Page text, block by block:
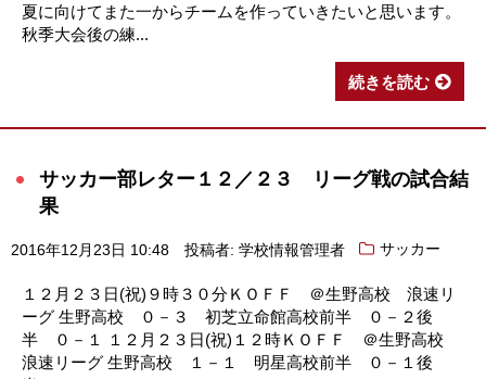
夏に向けてまた一からチームを作っていきたいと思います。
秋季大会後の練...
続きを読む
サッカー部レター１２／２３ リーグ戦の試合結
果
2016年12月23日 10:48 投稿者: 学校情報管理者 サッカー
１２月２３日(祝)９時３０分ＫＯＦＦ ＠生野高校 浪速リ
ーグ 生野高校 ０－３ 初芝立命館高校前半 ０－２後
半 ０－１ １２月２３日(祝)１２時ＫＯＦＦ ＠生野高校
浪速リーグ 生野高校 １－１ 明星高校前半 ０－１後